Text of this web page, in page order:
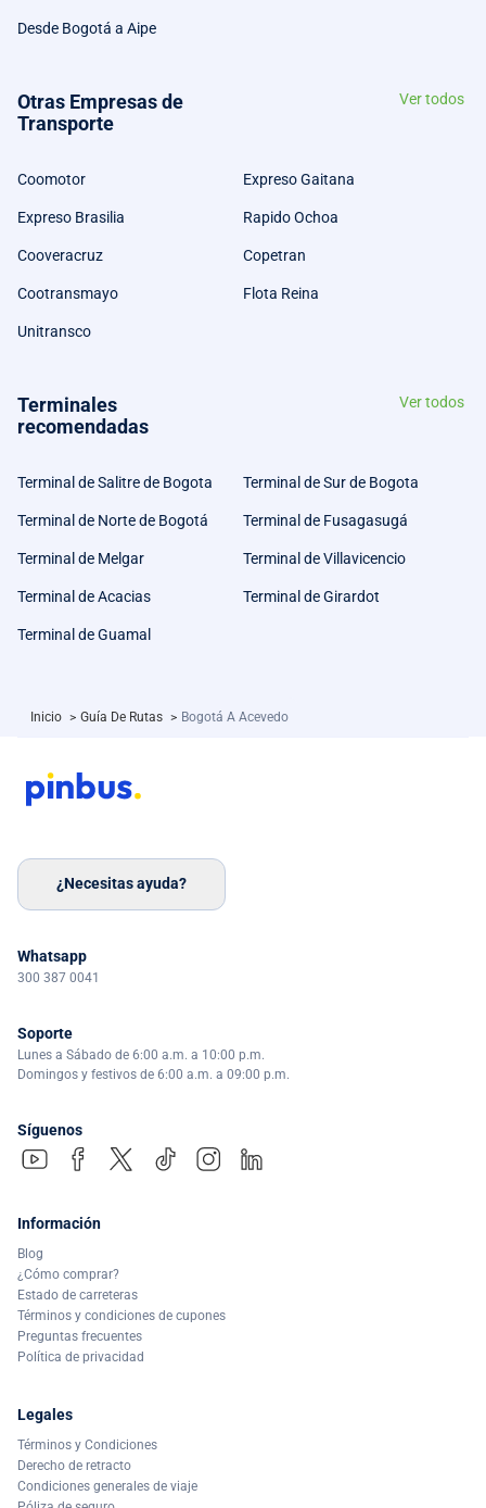
Desde Bogotá a Aipe
Otras Empresas de
Transporte
Ver todos
Coomotor Expreso Gaitana
Expreso Brasilia Rapido Ochoa
Cooveracruz Copetran
Cootransmayo Flota Reina
Unitransco
Terminales
recomendadas
Ver todos
Terminal de Salitre de Bogota Terminal de Sur de Bogota
Terminal de Norte de Bogotá Terminal de Fusagasugá
Terminal de Melgar Terminal de Villavicencio
Terminal de Acacias Terminal de Girardot
Terminal de Guamal
Inicio > Guía De Rutas > Bogotá A Acevedo
¿Necesitas ayuda?
Whatsapp
300 387 0041
Soporte
Lunes a Sábado de 6:00 a.m. a 10:00 p.m.
Domingos y festivos de 6:00 a.m. a 09:00 p.m.
Síguenos
Información
Blog
¿Cómo comprar?
Estado de carreteras
Términos y condiciones de cupones
Preguntas frecuentes
Política de privacidad
Legales
Términos y Condiciones
Derecho de retracto
Condiciones generales de viaje